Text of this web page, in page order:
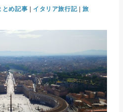
とめ記事 イタリア旅行記|旅